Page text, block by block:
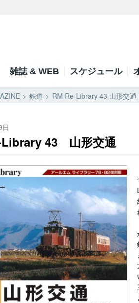
雑誌 & WEB スケジュール
鉄道 RM Re-Library 43 山形交
Library 43 山形交通